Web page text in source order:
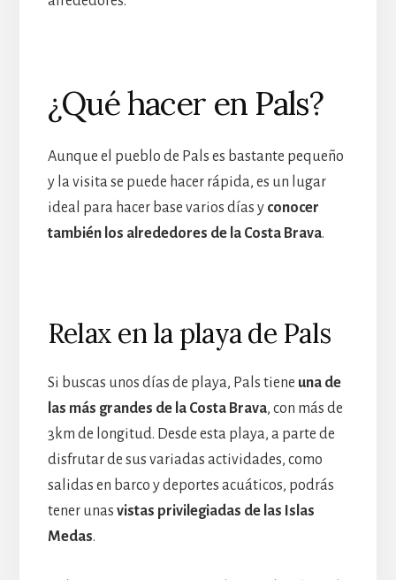
¿Qué hacer en Pals?
Aunque el pueblo de Pals es bastante pequeño
y la visita se puede hacer rápida, es un lugar
ideal para hacer base varios días y conocer
también los alrededores de la Costa Brava.
Relax en la playa de Pals
Si buscas unos días de playa, Pals tiene una de
las más grandes de la Costa Brava, con más de
3km de longitud. Desde esta playa, a parte de
disfrutar de sus variadas actividades, como
salidas en barco y deportes acuáticos, podrás
tener unas vistas privilegiadas de las Islas
Medas.